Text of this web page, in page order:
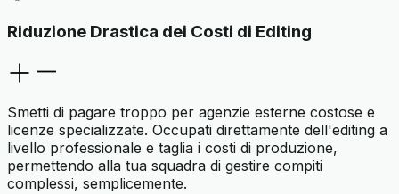
Riduzione Drastica dei Costi di Editing
Smetti di pagare troppo per agenzie esterne costose e
licenze specializzate. Occupati direttamente dell'editing a
livello professionale e taglia i costi di produzione,
permettendo alla tua squadra di gestire compiti
complessi, semplicemente.